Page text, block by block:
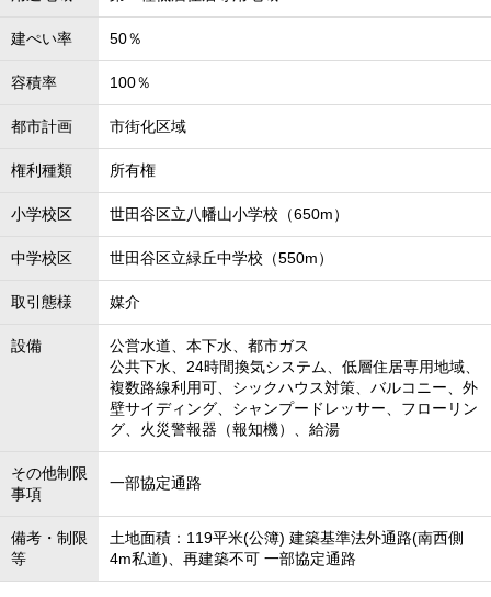
建ぺい率 50％
容積率 100％
都市計画 市街化区域
権利種類 所有権
小学校区 世田谷区立八幡山小学校（650m）
中学校区 世田谷区立緑丘中学校（550m）
取引態様 媒介
設備
公営水道、本下水、都市ガス
公共下水、24時間換気システム、低層住居専用地域、
複数路線利用可、シックハウス対策、バルコニー、外
壁サイディング、シャンプードレッサー、フローリン
グ、火災警報器（報知機）、給湯
その他制限
事項
一部協定通路
備考・制限
等
土地面積：119平米(公簿) 建築基準法外通路(南西側
4m私道)、再建築不可 一部協定通路